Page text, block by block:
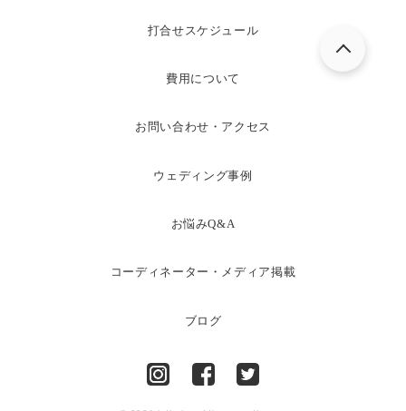
打合せスケジュール
費用について
お問い合わせ・アクセス
ウェディング事例
お悩みQ&A
コーディネーター・メディア掲載
ブログ